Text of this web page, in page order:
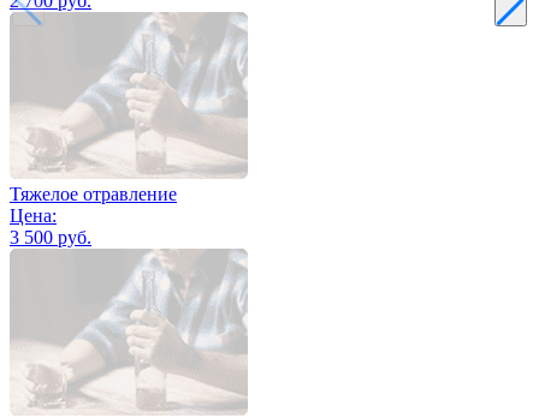
Тяжелое отравление
Цена:
3 500 руб.